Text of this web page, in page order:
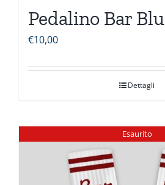
Pedalino Bar Blu
€10,00
Dettagli
Esaurito